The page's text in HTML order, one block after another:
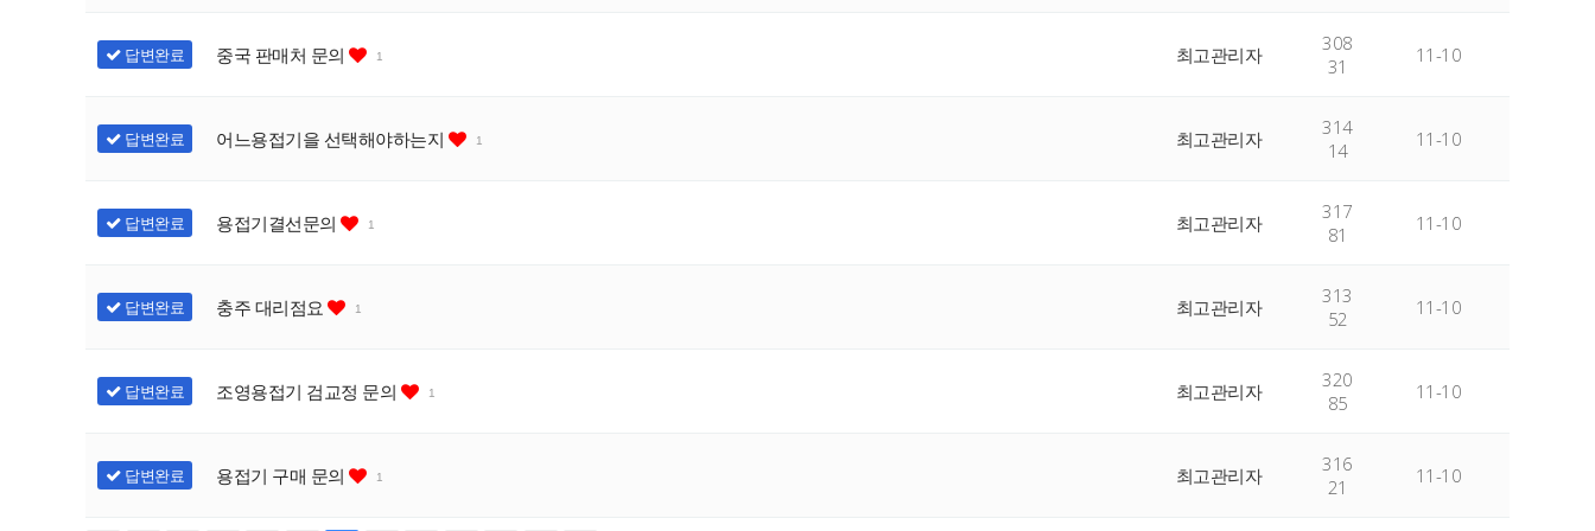
답변완료 중국 판매처 문의 1 최고관리자
308
31
11-10
답변완료 어느용접기을 선택해야하는지 1 최고관리자
314
14
11-10
답변완료 용접기결선문의 1 최고관리자
317
81
11-10
답변완료 충주 대리점요 1 최고관리자
313
52
11-10
답변완료 조영용접기 검교정 문의 1 최고관리자
320
85
11-10
답변완료 용접기 구매 문의 1 최고관리자
316
21
11-10